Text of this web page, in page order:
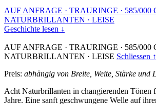
AUF ANFRAGE · TRAURINGE · 585/000
NATURBRILLANTEN · LEISE
Geschichte lesen ↓
AUF ANFRAGE · TRAURINGE · 585/000
NATURBRILLANTEN · LEISE Schliessen ↑
Preis: abhängig von Breite, Weite, Stärke und
Acht Naturbrillanten in changierenden Tönen
Jahre. Eine sanft geschwungene Welle auf